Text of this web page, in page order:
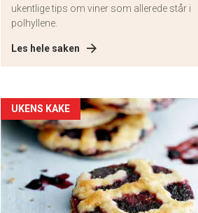
ukentlige tips om viner som allerede står i
polhyllene.
Les hele saken
Artikler
detail
-
section
UKENS KAKE